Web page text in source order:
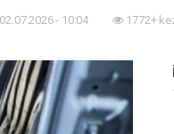
- 10:04 1772+